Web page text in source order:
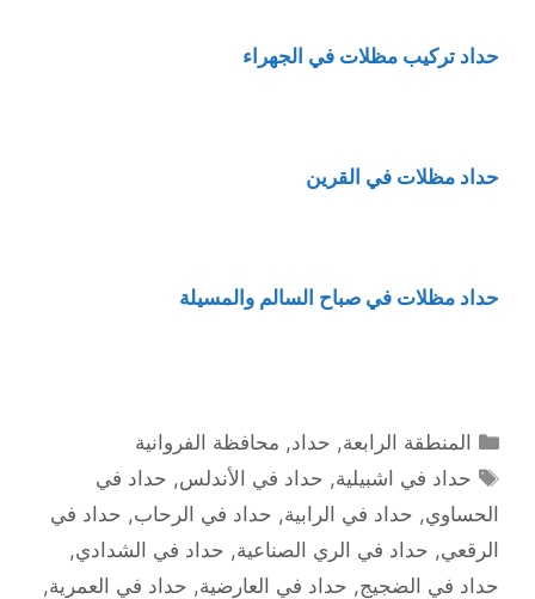
حداد تركيب مظلات في الجهراء
حداد مظلات في القرين
حداد مظلات في صباح السالم والمسيلة
التصنيفات
المنطقة الرابعة, حداد, محافظة الفروانية
الوسوم
حداد في اشبيلية, حداد في الأندلس, حداد في
الحساوي, حداد في الرابية, حداد في الرحاب, حداد في
الرقعي, حداد في الري الصناعية, حداد في الشدادي,
حداد في الضجيج, حداد في العارضية, حداد في العمرية,